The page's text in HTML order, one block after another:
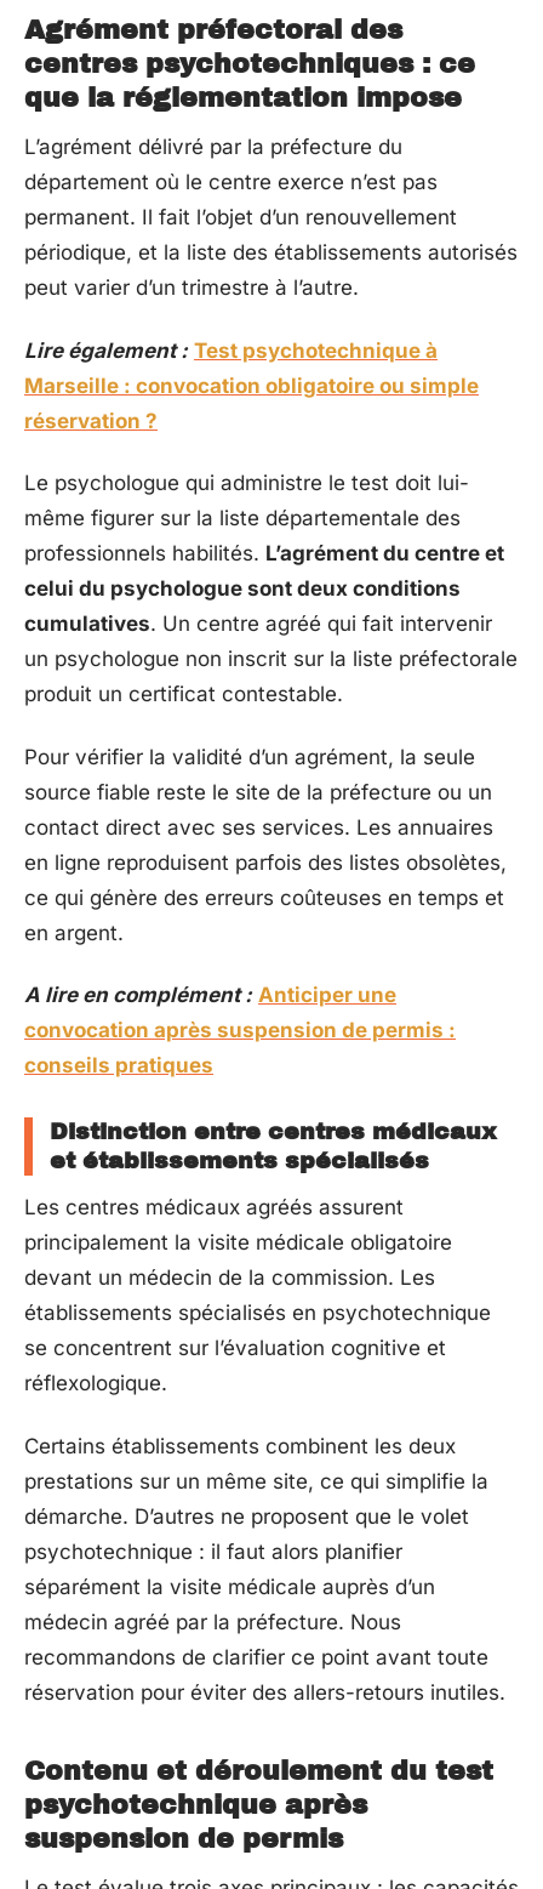
Agrément préfectoral des
centres psychotechniques : ce
que la réglementation impose
L’agrément délivré par la préfecture du
département où le centre exerce n’est pas
permanent. Il fait l’objet d’un renouvellement
périodique, et la liste des établissements autorisés
peut varier d’un trimestre à l’autre.
Lire également : Test psychotechnique à
Marseille : convocation obligatoire ou simple
réservation ?
Le psychologue qui administre le test doit lui-
même figurer sur la liste départementale des
professionnels habilités. L’agrément du centre et
celui du psychologue sont deux conditions
cumulatives. Un centre agréé qui fait intervenir
un psychologue non inscrit sur la liste préfectorale
produit un certificat contestable.
Pour vérifier la validité d’un agrément, la seule
source fiable reste le site de la préfecture ou un
contact direct avec ses services. Les annuaires
en ligne reproduisent parfois des listes obsolètes,
ce qui génère des erreurs coûteuses en temps et
en argent.
A lire en complément : Anticiper une
convocation après suspension de permis :
conseils pratiques
Distinction entre centres médicaux
et établissements spécialisés
Les centres médicaux agréés assurent
principalement la visite médicale obligatoire
devant un médecin de la commission. Les
établissements spécialisés en psychotechnique
se concentrent sur l’évaluation cognitive et
réflexologique.
Certains établissements combinent les deux
prestations sur un même site, ce qui simplifie la
démarche. D’autres ne proposent que le volet
psychotechnique : il faut alors planifier
séparément la visite médicale auprès d’un
médecin agréé par la préfecture. Nous
recommandons de clarifier ce point avant toute
réservation pour éviter des allers-retours inutiles.
Contenu et déroulement du test
psychotechnique après
suspension de permis